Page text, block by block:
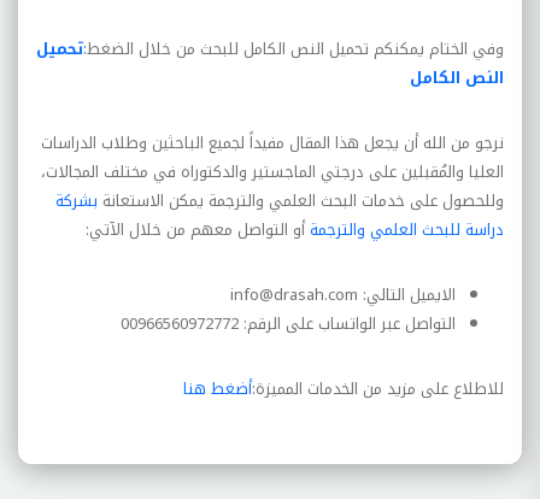
وفي الختام يمكنكم تحميل النص الكامل للبحث من خلال الضغط:تحميل
النص الكامل
نرجو من الله أن يجعل هذا المقال مفيداً لجميع الباحثين وطلاب الدراسات
العليا والمُقبلين على درجتي الماجستير والدكتوراه في مختلف المجالات،
وللحصول على خدمات البحث العلمي والترجمة يمكن الاستعانة بشركة
دراسة للبحث العلمي والترجمةأو التواصل معهم من خلال الآتي:
الايميل التالي: info@drasah.com
التواصل عبر الواتساب على الرقم: 00966560972772
للاطلاع على مزيد من الخدمات المميزة:أضغط هنا